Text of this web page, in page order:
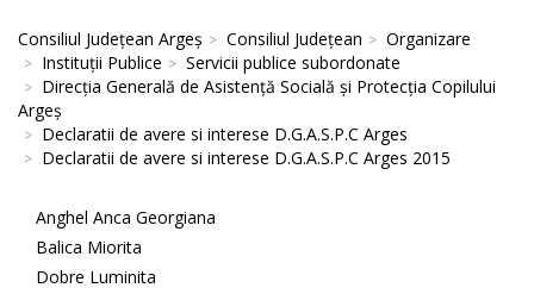
Consiliul Județean Argeș Consiliul Județean
Organizare
Instituții Publice
Servicii publice subordonate
Direcţia Generală de Asistenţă Socială şi Protecţia Copilului
Argeş
Declaratii de avere si interese D.G.A.S.P.C Arges
Declaratii de avere si interese D.G.A.S.P.C Arges 2015
Anghel Anca Georgiana
Balica Miorita
Dobre Luminita